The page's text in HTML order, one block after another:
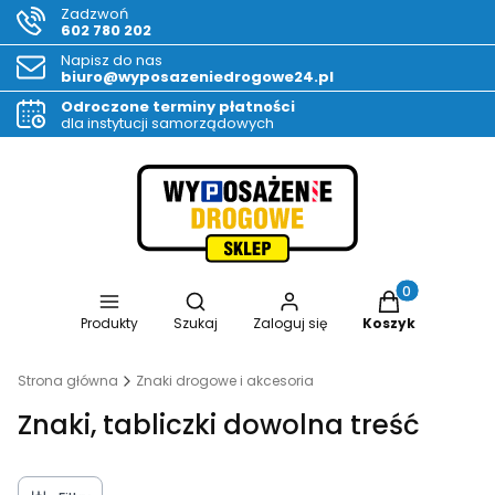
Zadzwoń
602 780 202
Napisz do nas
biuro@wyposazeniedrogowe24.pl
Odroczone terminy płatności
dla instytucji samorządowych
Produkty
Otwórz wyszukiwarkę
Szukaj Zaloguj się
Produkty w
Koszyk
Strona główna Znaki drogowe i akcesoria
Znaki, tabliczki dowolna treść